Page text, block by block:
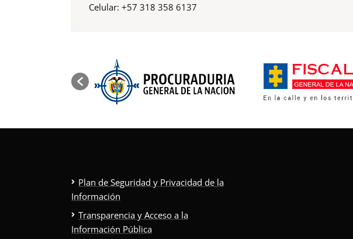
Celular: +57 318 358 6137
Plan de Seguridad y Privacidad de la
Información
Transparencia y Acceso a la
Información Pública